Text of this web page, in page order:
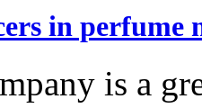
in perfume
is a